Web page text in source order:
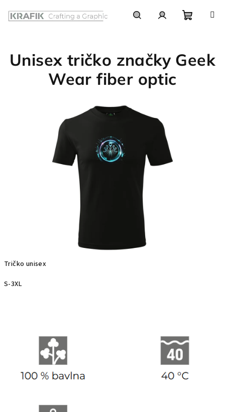
košík
Tričko unisex
S-3XL
Unisex tričko značky Geek
Wear fiber optic